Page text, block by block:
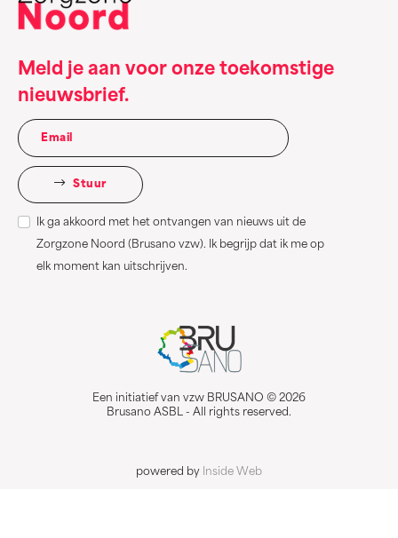
Meld je aan voor onze toekomstige
nieuwsbrief.
Stuur
Ik ga akkoord met het ontvangen van nieuws uit de
Zorgzone Noord (Brusano vzw). Ik begrijp dat ik me op
elk moment kan uitschrijven.
Een initiatief van vzw BRUSANO © 2026
Brusano ASBL - All rights reserved.
powered by Inside Web